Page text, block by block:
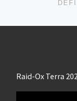
Raid-Ox Terra